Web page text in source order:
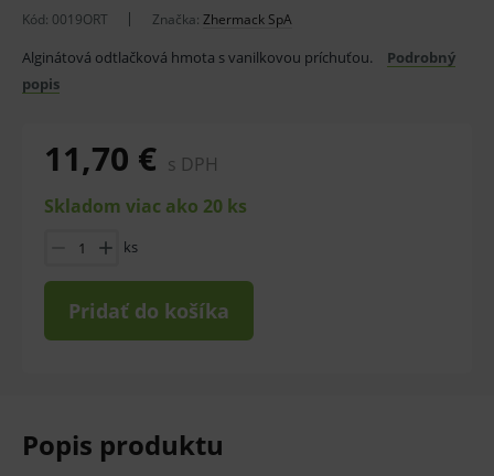
Kód: 0019ORT Značka: Zhermack SpA
Alginátová odtlačková hmota s vanilkovou príchuťou.
Podrobný
popis
11,70 € s DPH
Skladom viac ako 20 ks
ks
Pridať do košíka
Popis produktu